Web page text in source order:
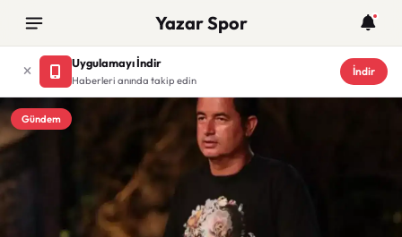
Yazar Spor
Uygulamayı İndir
Haberleri anında takip edin
İndir
Gündem